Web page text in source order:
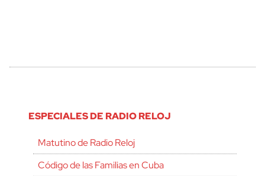
ESPECIALES DE RADIO RELOJ
Matutino de Radio Reloj
Código de las Familias en Cuba